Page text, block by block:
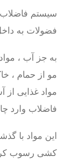
سیستم فاضلاب
فضولات به
به جز آب ،
مو از حمام ،
مواد غذایی از
فاضلاب وارد
این مواد با
کشی رسوب